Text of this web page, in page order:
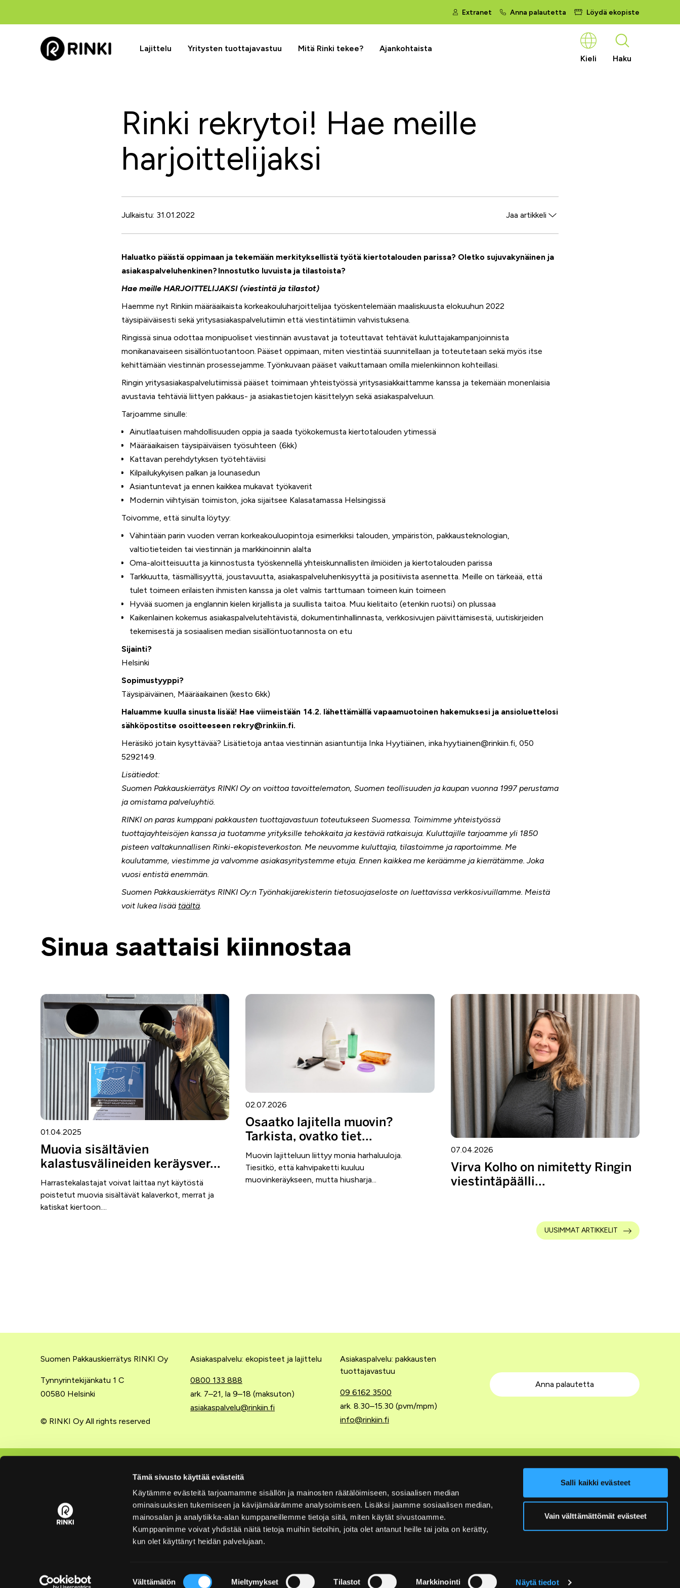
Tämä sivusto käyttää evästeitä
Käytämme evästeitä tarjoamamme sisällön ja mainosten räätälöimiseen, sosiaalisen median
ominaisuuksien tukemiseen ja kävijämäärämme analysoimiseen. Lisäksi jaamme sosiaalisen median,
mainosalan ja analytiikka-alan kumppaneillemme tietoja siitä, miten käytät sivustoamme.
Kumppanimme voivat yhdistää näitä tietoja muihin tietoihin, joita olet antanut heille tai joita on kerätty,
kun olet käyttänyt heidän palvelujaan.
Välttämätön Mieltymykset Tilastot Markkinointi Näytä tiedot
Salli kaikki evästeet
Vain välttämättömät evästeet
Extranet Anna palautetta Löydä ekopiste
Lajittelu Yritysten tuottajavastuu Mitä Rinki tekee?
Ajankohtaista
Kieli
Haku
Rinki rekrytoi! Hae meille
harjoittelijaksi
Julkaistu: 31.01.2022 Jaa artikkeli
Facebook
Twitter
Haluatko päästä oppimaan ja tekemään merkityksellistä työtä kiertotalouden parissa? Oletko sujuvakynäinen ja
asiakaspalveluhenkinen? Innostutko luvuista ja tilastoista?
Hae meille HARJOITTELIJAKSI (viestintä ja tilastot)
Haemme nyt Rinkiin määräaikaista korkeakouluharjoittelijaa työskentelemään maaliskuusta elokuuhun 2022
täysipäiväisesti sekä yritysasiakaspalvelutiimin että viestintätiimin vahvistuksena.
Ringissä sinua odottaa monipuoliset viestinnän avustavat ja toteuttavat tehtävät kuluttajakampanjoinnista
monikanavaiseen sisällöntuotantoon. Pääset oppimaan, miten viestintää suunnitellaan ja toteutetaan sekä myös itse
kehittämään viestinnän prosessejamme. Työnkuvaan pääset vaikuttamaan omilla mielenkiinnon kohteillasi.
Ringin yritysasiakaspalvelutiimissä pääset toimimaan yhteistyössä yritysasiakkaittamme kanssa ja tekemään monenlaisia
avustavia tehtäviä liittyen pakkaus- ja asiakastietojen käsittelyyn sekä asiakaspalveluun.
Tarjoamme sinulle:
Ainutlaatuisen mahdollisuuden oppia ja saada työkokemusta kiertotalouden ytimessä
Määräaikaisen täysipäiväisen työsuhteen (6kk)
Kattavan perehdytyksen työtehtäviisi
Kilpailukykyisen palkan ja lounasedun
Asiantuntevat ja ennen kaikkea mukavat työkaverit
Modernin viihtyisän toimiston, joka sijaitsee Kalasatamassa Helsingissä
Toivomme, että sinulta löytyy:
Vähintään parin vuoden verran korkeakouluopintoja esimerkiksi talouden, ympäristön, pakkausteknologian,
valtiotieteiden tai viestinnän ja markkinoinnin alalta
Oma-aloitteisuutta ja kiinnostusta työskennellä yhteiskunnallisten ilmiöiden ja kiertotalouden parissa
Tarkkuutta, täsmällisyyttä, joustavuutta, asiakaspalveluhenkisyyttä ja positiivista asennetta. Meille on tärkeää, että
tulet toimeen erilaisten ihmisten kanssa ja olet valmis tarttumaan toimeen kuin toimeen
Hyvää suomen ja englannin kielen kirjallista ja suullista taitoa. Muu kielitaito (etenkin ruotsi) on plussaa
Kaikenlainen kokemus asiakaspalvelutehtävistä, dokumentinhallinnasta, verkkosivujen päivittämisestä, uutiskirjeiden
tekemisestä ja sosiaalisen median sisällöntuotannosta on etu
Sijainti?
Helsinki
Sopimustyyppi?
Täysipäiväinen, Määräaikainen (kesto 6kk)
Haluamme kuulla sinusta lisää! Hae viimeistään 14.2. lähettämällä vapaamuotoinen hakemuksesi ja ansioluettelosi
sähköpostitse osoitteeseen rekry@rinkiin.fi.
Heräsikö jotain kysyttävää? Lisätietoja antaa viestinnän asiantuntija Inka Hyytiäinen, inka.hyytiainen@rinkiin.fi, 050
5292149.
Lisätiedot:
Suomen Pakkauskierrätys RINKI Oy on voittoa tavoittelematon, Suomen teollisuuden ja kaupan vuonna 1997 perustama
ja omistama palveluyhtiö.
RINKI on paras kumppani pakkausten tuottajavastuun toteutukseen Suomessa. Toimimme yhteistyössä
tuottajayhteisöjen kanssa ja tuotamme yrityksille tehokkaita ja kestäviä ratkaisuja. Kuluttajille tarjoamme yli 1850
pisteen valtakunnallisen Rinki-ekopisteverkoston. Me neuvomme kuluttajia, tilastoimme ja raportoimme. Me
koulutamme, viestimme ja valvomme asiakasyritystemme etuja. Ennen kaikkea me keräämme ja kierrätämme. Joka
vuosi entistä enemmän.
Suomen Pakkauskierrätys RINKI Oy:n Työnhakijarekisterin tietosuojaseloste on luettavissa verkkosivuillamme. Meistä
voit lukea lisää täältä.
Sinua saattaisi kiinnostaa
01.04.2025
Muovia sisältävien
kalastusvälineiden keräysver...
Harrastekalastajat voivat laittaa nyt käytöstä
poistetut muovia sisältävät kalaverkot, merrat ja
katiskat kiertoon....
02.07.2026
Osaatko lajitella muovin?
Tarkista, ovatko tiet...
Muovin lajitteluun liittyy monia harhaluuloja.
Tiesitkö, että kahvipaketti kuuluu
muovinkeräykseen, mutta hiusharja...
07.04.2026
Virva Kolho on nimitetty Ringin
viestintäpäälli...
UUSIMMAT ARTIKKELIT
Suomen Pakkauskierrätys RINKI Oy
Tynnyrintekijänkatu 1 C
00580 Helsinki
© RINKI Oy All rights reserved
Asiakaspalvelu: ekopisteet ja lajittelu
0800 133 888
ark. 7–21, la 9–18 (maksuton)
asiakaspalvelu@rinkiin.fi
Asiakaspalvelu: pakkausten
tuottajavastuu
09 6162 3500
ark. 8.30–15.30 (pvm/mpm)
info@rinkiin.fi
Anna palautetta
Rinki-ekopisteet
Usein kysyttyä lajittelusta
Yritysten tuottajavastuu
Extranet
Liity tuottajayhteisöön
Hinnastot
Usein kysyttyä tuottajavastuusta
Ajankohtaista
Tietosuojaselosteet
Saavutettavuusseloste
Medialle
Facebook